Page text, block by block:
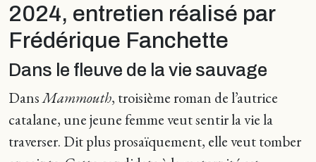
2024, entretien réalisé par
Frédérique Fanchette
Dans le fleuve de la vie sauvage
DansMammouth, troisième roman de l’autrice
catalane, une jeune femme veut sentir la vie la
traverser. Dit plus prosaïquement, elle veut tomber